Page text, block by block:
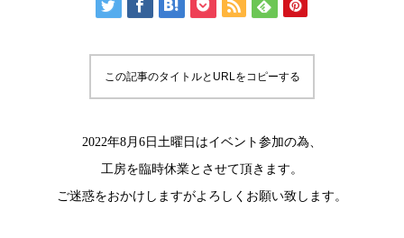
この記事のタイトルとURLをコピーする
2022年8月6日土曜日はイベント参加の為、
工房を臨時休業とさせて頂きます。
ご迷惑をおかけしますがよろしくお願い致します。